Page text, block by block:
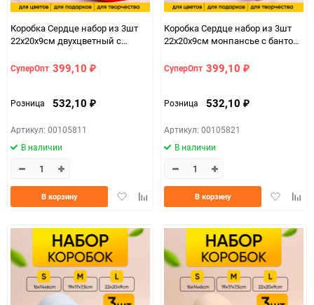
Коробка Сердце набор из 3шт
22х20х9см двухцветный с
СуперОпт 399,10 ₽
Розница 532,10 ₽
Артикул: 00105811
В наличии
ДобавитьДобавить
В корзину
Коробка Сердце набор из 3шт
22х20х9см монпансье с бантом
СуперОпт 399,10 ₽
Розница 532,10 ₽
Артикул: 00105821
В наличии
Добавить
В корзину